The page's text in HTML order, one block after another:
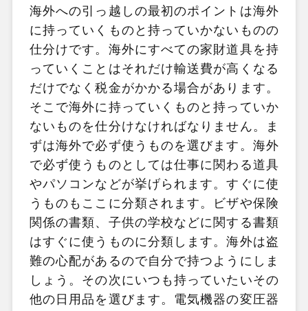
海外への引っ越しの最初のポイントは海外
に持っていくものと持っていかないものの
仕分けです。海外にすべての家財道具を持
っていくことはそれだけ輸送費が高くなる
だけでなく税金がかかる場合があります。
そこで海外に持っていくものと持っていか
ないものを仕分けなければなりません。ま
ずは海外で必ず使うものを選びます。海外
で必ず使うものとしては仕事に関わる道具
やパソコンなどが挙げられます。すぐに使
うものもここに分類されます。ビザや保険
関係の書類、子供の学校などに関する書類
はすぐに使うものに分類します。海外は盗
難の心配があるので自分で持つようにしま
しょう。その次にいつも持っていたいその
他の日用品を選びます。電気機器の変圧器